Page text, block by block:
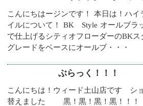
こんにちはージンです！ 本日は！ハイ
イルについて！ BK Style オールブラ
で仕上げるシティオフローダーのBKス
グレードをベースにオールブ・・・
ぶらっく！！！
こんにちは！ウィード土山店です シ
替えました 黒！黒！黒！黒！！！